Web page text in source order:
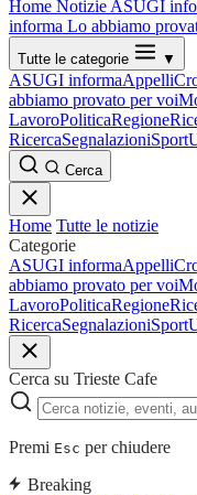
Home Notizie ASUGI
informa Lo abbiamo
Tutte le categorie ▼
ASUGI informaAppelli
abbiamo provato per voi
LavoroPoliticaRegione
RicercaSegnalazioniSport
Cerca
Home Tutte le notizie
Categorie
ASUGI informaAppelli
abbiamo provato per voi
LavoroPoliticaRegione
RicercaSegnalazioniSport
Cerca su Trieste Cafe
Premi Esc per chiudere
Breaking